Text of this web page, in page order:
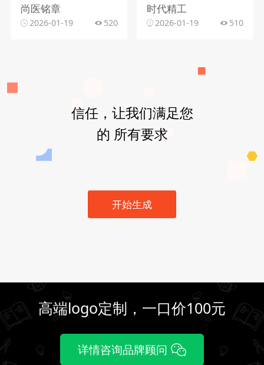
尚医铭章
2026-01-19 520
时代精工
2026-01-19 510
信任，让我们满足您
的 所有要求
开始生成
高端logo定制，一口价100元
详情咨询品牌顾问